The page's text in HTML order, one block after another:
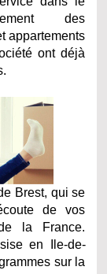
des
appartements
ont déjà
Brest, qui se
de vos
la France.
en Ile-de-
sur la